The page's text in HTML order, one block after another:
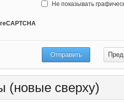
Не показывать
reCAPTCHA
(новые сверху)